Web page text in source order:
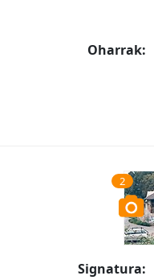
Oharrak:
2
Signatura: